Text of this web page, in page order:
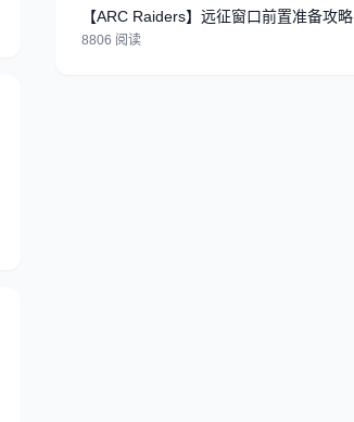
【ARC Raiders】远征窗口前置准备攻略
8806 阅读